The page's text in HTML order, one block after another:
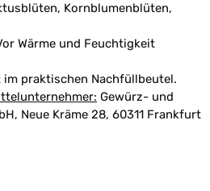
Kornblumenblüten,
Wärme und Feuchtigkeit
im praktischen Nachfüllbeutel.
Gewürz- und
Neue Kräme 28, 60311 Frankfurt